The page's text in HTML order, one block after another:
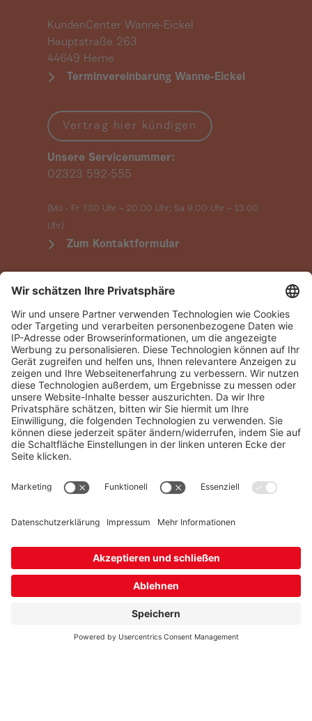
KundenCenter Wanne-Eickel
Hauptstraße 263
44649 Herne
Terminvereinbarung Wanne-Eickel
Vertrag hier kündigen
Unsere Servicenummer:
02323 592-555
(Mo - Fr 7.30 Uhr – 20.00 Uhr; Sa 9.00 Uhr – 13.00
Uhr)
Zum Kontaktformular
Einstellungen verwalten
Vertrag widerrufen
Folgen Sie uns:
Schnellzugriffe:
Bonuswelt
Vertrag kündigen
Marktpartnerkommunikation
Bewerten Sie uns!